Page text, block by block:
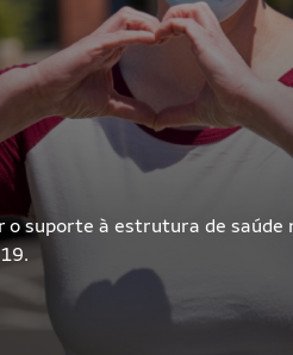
suporte à estrutura de